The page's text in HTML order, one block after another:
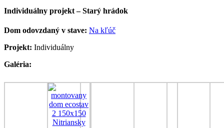
Individuálny projekt – Starý hrádok
Dom odovzdaný v stave: Na kľúč
Projekt: Individuálny
Galéria: